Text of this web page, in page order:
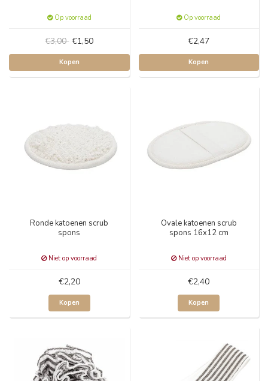
Op voorraad
€3,00 €1,50
Kopen
Op voorraad
€2,47
Kopen
Ronde katoenen scrub
spons
Niet op voorraad
€2,20
Kopen
Ovale katoenen scrub
spons 16x12 cm
Niet op voorraad
€2,40
Kopen